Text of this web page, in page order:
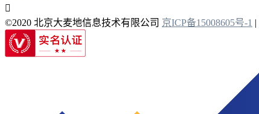

©2020 北京大麦地信息技术有限公司 京ICP备15008605号-1 |